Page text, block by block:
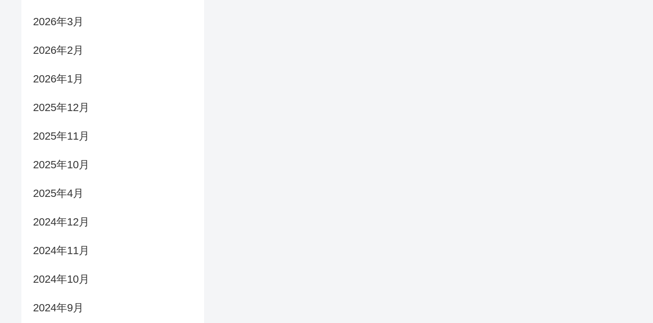
2026年3月
2026年2月
2026年1月
2025年12月
2025年11月
2025年10月
2025年4月
2024年12月
2024年11月
2024年10月
2024年9月